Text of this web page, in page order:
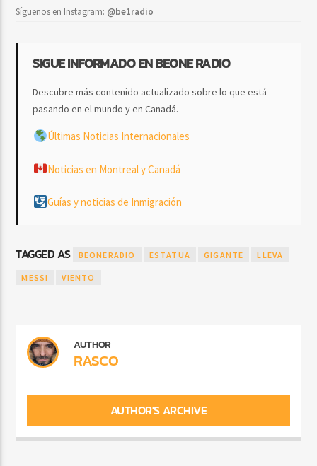
Síguenos en Instagram: @be1radio
SIGUE INFORMADO EN BEONE RADIO
Descubre más contenido actualizado sobre lo que está
pasando en el mundo y en Canadá.
Últimas Noticias Internacionales
Noticias en Montreal y Canadá
Guías y noticias de Inmigración
TAGGED AS BEONERADIO ESTATUA GIGANTE LLEVA
MESSI VIENTO
AUTHOR
RASCO
AUTHOR'S ARCHIVE